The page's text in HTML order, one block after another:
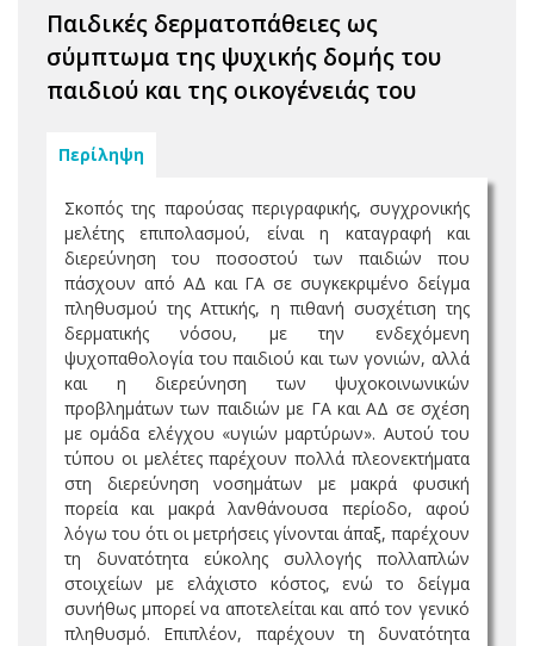
Παιδικές δερματοπάθειες ως
σύμπτωμα της ψυχικής δομής του
παιδιού και της οικογένειάς του
Περίληψη
Σκοπός της παρούσας περιγραφικής, συγχρονικής
μελέτης επιπολασμού, είναι η καταγραφή και
διερεύνηση του ποσοστού των παιδιών που
πάσχουν από ΑΔ και ΓΑ σε συγκεκριμένο δείγμα
πληθυσμού της Αττικής, η πιθανή συσχέτιση της
δερματικής νόσου, με την ενδεχόμενη
ψυχοπαθολογία του παιδιού και των γονιών, αλλά
και η διερεύνηση των ψυχοκοινωνικών
προβλημάτων των παιδιών με ΓΑ και ΑΔ σε σχέση
με ομάδα ελέγχου «υγιών μαρτύρων». Αυτού του
τύπου οι μελέτες παρέχουν πολλά πλεονεκτήματα
στη διερεύνηση νοσημάτων με μακρά φυσική
πορεία και μακρά λανθάνουσα περίοδο, αφού
λόγω του ότι οι μετρήσεις γίνονται άπαξ, παρέχουν
τη δυνατότητα εύκολης συλλογής πολλαπλών
στοιχείων με ελάχιστο κόστος, ενώ το δείγμα
συνήθως μπορεί να αποτελείται και από τον γενικό
πληθυσμό. Επιπλέον, παρέχουν τη δυνατότητα